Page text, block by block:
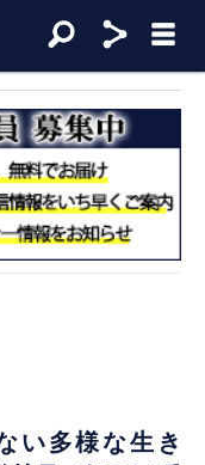
い多様な生き